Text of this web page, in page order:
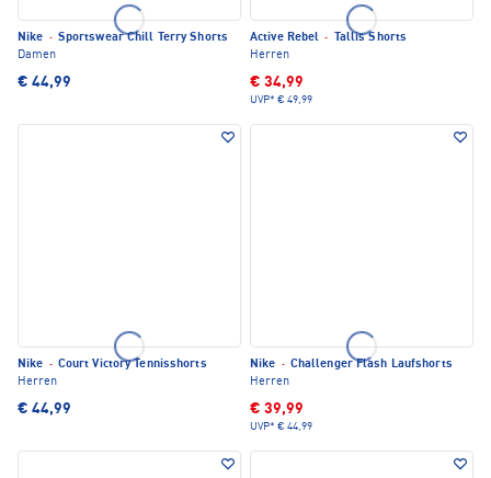
Nike · Sportswear Chill Terry Shorts
Damen
€ 44,99
Active Rebel ·
Tallis Shorts
Herren
€ 34,99
UVP* € 49,99
Nike · Court Victory Tennisshorts
Herren
€ 44,99
Nike · Challenger Flash Laufshorts
Herren
€ 39,99
UVP* € 44,99